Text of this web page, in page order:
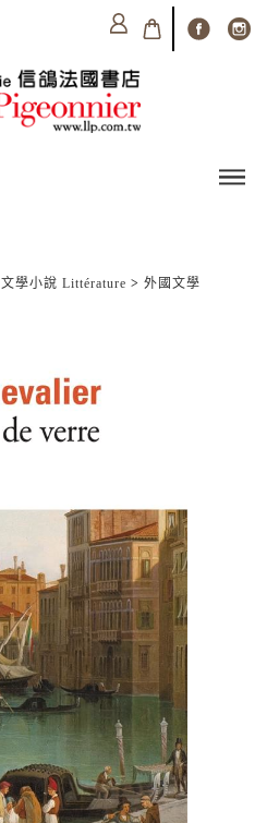
文學小說 Littérature > 外國文學